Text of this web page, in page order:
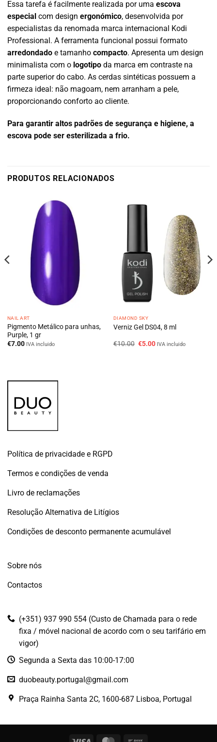
Essa tarefa é facilmente realizada por uma escova
especial com design ergonómico, desenvolvida por
especialistas da renomada marca internacional Kodi
Professional. A ferramenta funcional possui formato
arredondado e tamanho compacto. Apresenta um design
minimalista com o logotipo da marca em contraste na
parte superior do cabo. As cerdas sintéticas possuem a
firmeza ideal: não magoam, nem arranham a pele,
proporcionando conforto ao cliente.
Para garantir altos padrões de segurança e higiene, a
escova pode ser esterilizada a frio.
PRODUTOS RELACIONADOS
NAIL ART
Pigmento Metálico para unhas,
Purple, 1 gr
€7.00 IVA incluido
DIAMOND SKY
Verniz Gel DS04, 8 ml
€10.00 O
€5.00OIVA incluido
Política de privacidade e RGPD
Termos e condições de venda
Livro de reclamações
Resolução Alternativa de Litígios
Condições de desconto permanente acumulável
Sobre nós
Contactos
(+351) 937 990 554 (Custo de Chamada para o rede
fixa / móvel nacional de acordo com o seu tarifário em
vigor)
Segunda a Sexta das 10:00-17:00
duobeauty.portugal@gmail.com
Praça Rainha Santa 2C, 1600-687 Lisboa, Portugal